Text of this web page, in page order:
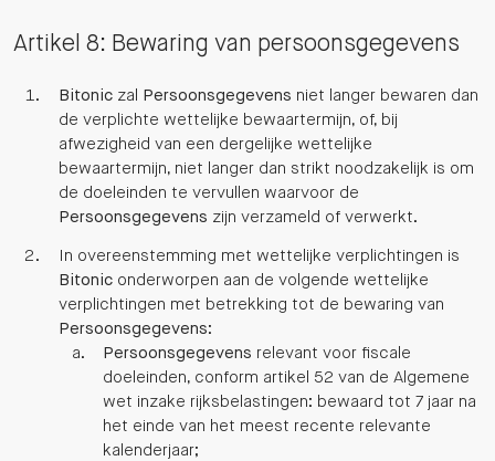
Artikel 8: Bewaring van persoonsgegevens
Bitoniczal Persoonsgegevens niet langer bewaren dan
de verplichte wettelijke bewaartermijn, of, bij
afwezigheid van een dergelijke wettelijke
bewaartermijn, niet langer dan strikt noodzakelijk is om
de doeleinden te vervullen waarvoor de
Persoonsgegevens zijn verzameld of verwerkt.
In overeenstemming met wettelijke verplichtingen is
Bitoniconderworpen aan de volgende wettelijke
verplichtingen met betrekking tot de bewaring van
Persoonsgegevens:
Persoonsgegevens relevant voor fiscale
doeleinden, conform artikel 52 van de Algemene
wet inzake rijksbelastingen: bewaard tot 7 jaar na
het einde van het meest recente relevante
kalenderjaar;